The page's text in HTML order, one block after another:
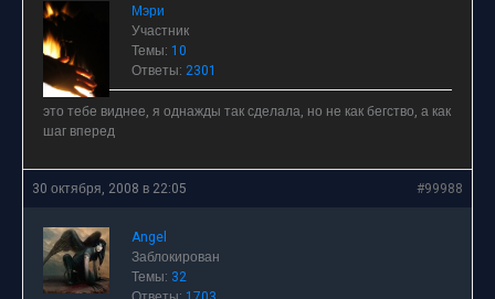
Мэри
Участник
Темы: 10
Ответы: 2301
это тебе виднее, я однажды так сделала, но не как бегство, а как
шаг вперед
30 октября, 2008 в 22:05 #99988
Angel
Заблокирован
Темы: 32